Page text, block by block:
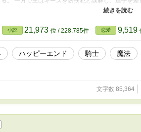
を無傷で連れ戻せ」 逃げ場がなく、まとめて追わ
い王女と、振り回される騎士。 命がけなのにどこ
だがこの逃走劇の果てに、 サラはある真実を知
小説 21,973 位 / 228,785件 恋愛 9,519
ハッピーエンド 騎士 魔法
文字数 85,364